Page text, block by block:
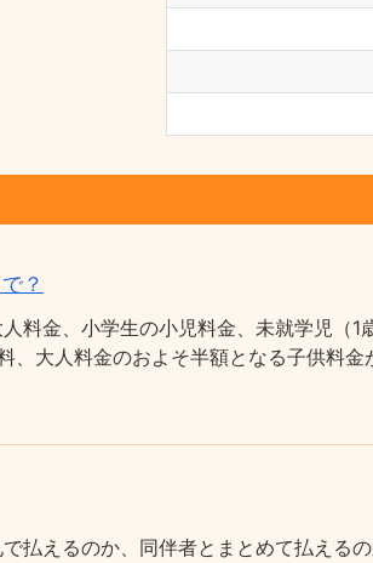
？
料金、小学生の小児料金、未就学児（1
、大人料金のおよそ半額となる子供料
払えるのか、同伴者とまとめて払える